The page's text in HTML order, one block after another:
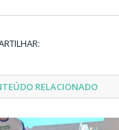
RELACIONADO